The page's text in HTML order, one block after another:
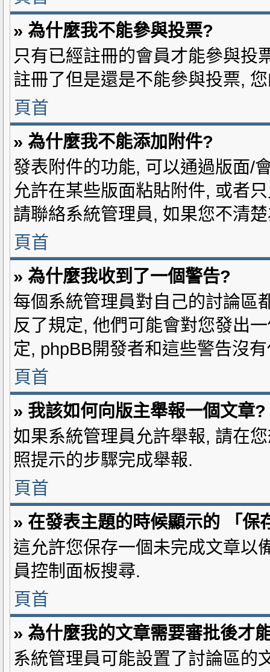
» 為什麼我不能參與投票?
只有已經註冊的會員才能參與投
註冊了但是還是不能參與投票,
頁首
» 為什麼我不能添加附件?
發表附件的功能, 可以通過版面/
允許在某些版面粘貼附件, 或者
請聯絡系統管理員, 如果您不清
頁首
» 為什麼我收到了一個警告?
每個系統管理員對自己的討論區
反了規定, 他們可能會對您發出
定, phpBB開發者和這些警告沒
頁首
» 我該如何向版主舉報一個文章?
如果系統管理員允許舉報, 請在
照提示的步驟完成舉報.
頁首
» 在發表主題的時候顯示的 「保
這允許您保存一個未完成文章以
員控制面板搜尋.
頁首
» 為什麼我的文章需要審批後才
系統管理員可能設置了討論區的